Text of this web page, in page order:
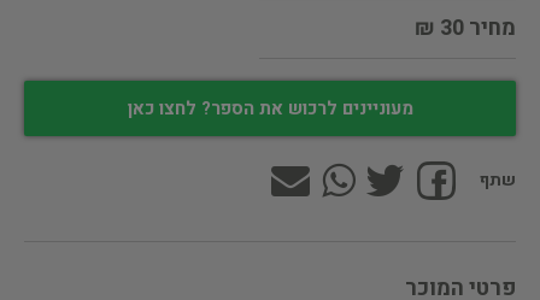
מחיר 30 ₪
מעוניינים לרכוש את הספר? לחצו כאן
שתף
פרטי המוכר